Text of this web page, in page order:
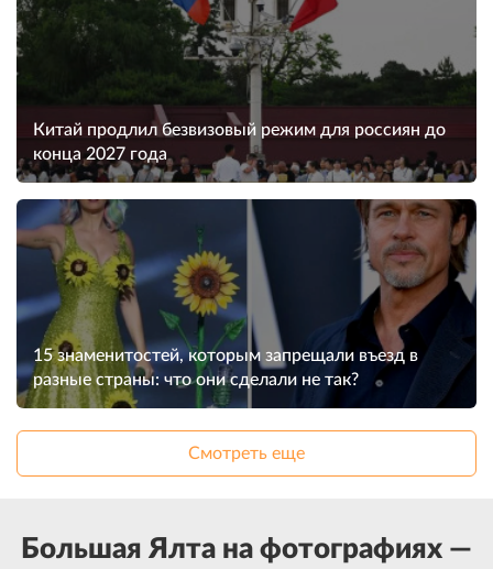
Китай продлил безвизовый режим для россиян до
конца 2027 года
15 знаменитостей, которым запрещали въезд в
разные страны: что они сделали не так?
Смотреть еще
Большая Ялта на фотографиях —